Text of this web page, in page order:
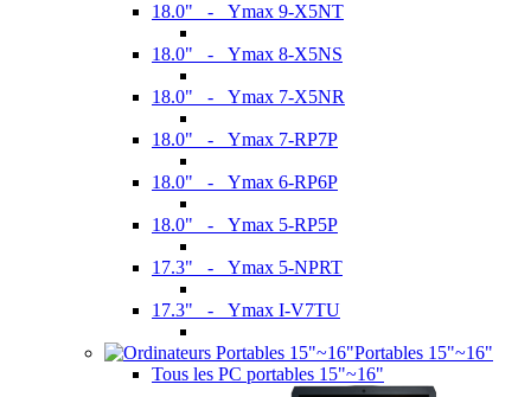
18.0" - Ymax 9-X5NT
18.0" - Ymax 8-X5NS
18.0" - Ymax 7-X5NR
18.0" - Ymax 7-RP7P
18.0" - Ymax 6-RP6P
18.0" - Ymax 5-RP5P
17.3" - Ymax 5-NPRT
17.3" - Ymax I-V7TU
Portables 15"~16"
Tous les PC portables 15"~16"